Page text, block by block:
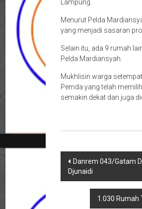
Lampung.
Menurut Pelda
yang menjadi sasaran
Selain itu, ada 9 rumah
Pelda Mardiansyah.
Mukhlisin warga
Pemda yang telah
semakin dekat dan juga
Navigasi
pos
Danrem 043/Gatam
Djunaidi
1.030 Rumah